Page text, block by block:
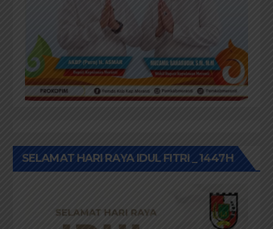
SELAMAT HARI RAYA IDUL FITRI _ 1447H